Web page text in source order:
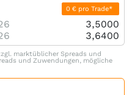
0 € pro Trade*
3,5000
3,6400
marktüblicher Spreads und
und Zuwendungen, mögliche